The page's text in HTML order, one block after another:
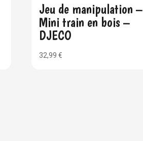
Jeu de manipulation –
Mini train en bois –
DJECO
32,99€